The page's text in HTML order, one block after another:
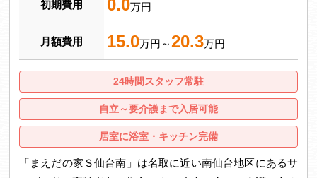
初期費用 0.0万円
月額費用 15.0万円～20.3万円
24時間スタッフ常駐
自立～要介護まで入居可能
居室に浴室・キッチン完備
「まえだの家Ｓ仙台南」は名取に近い南仙台地区にあるサ